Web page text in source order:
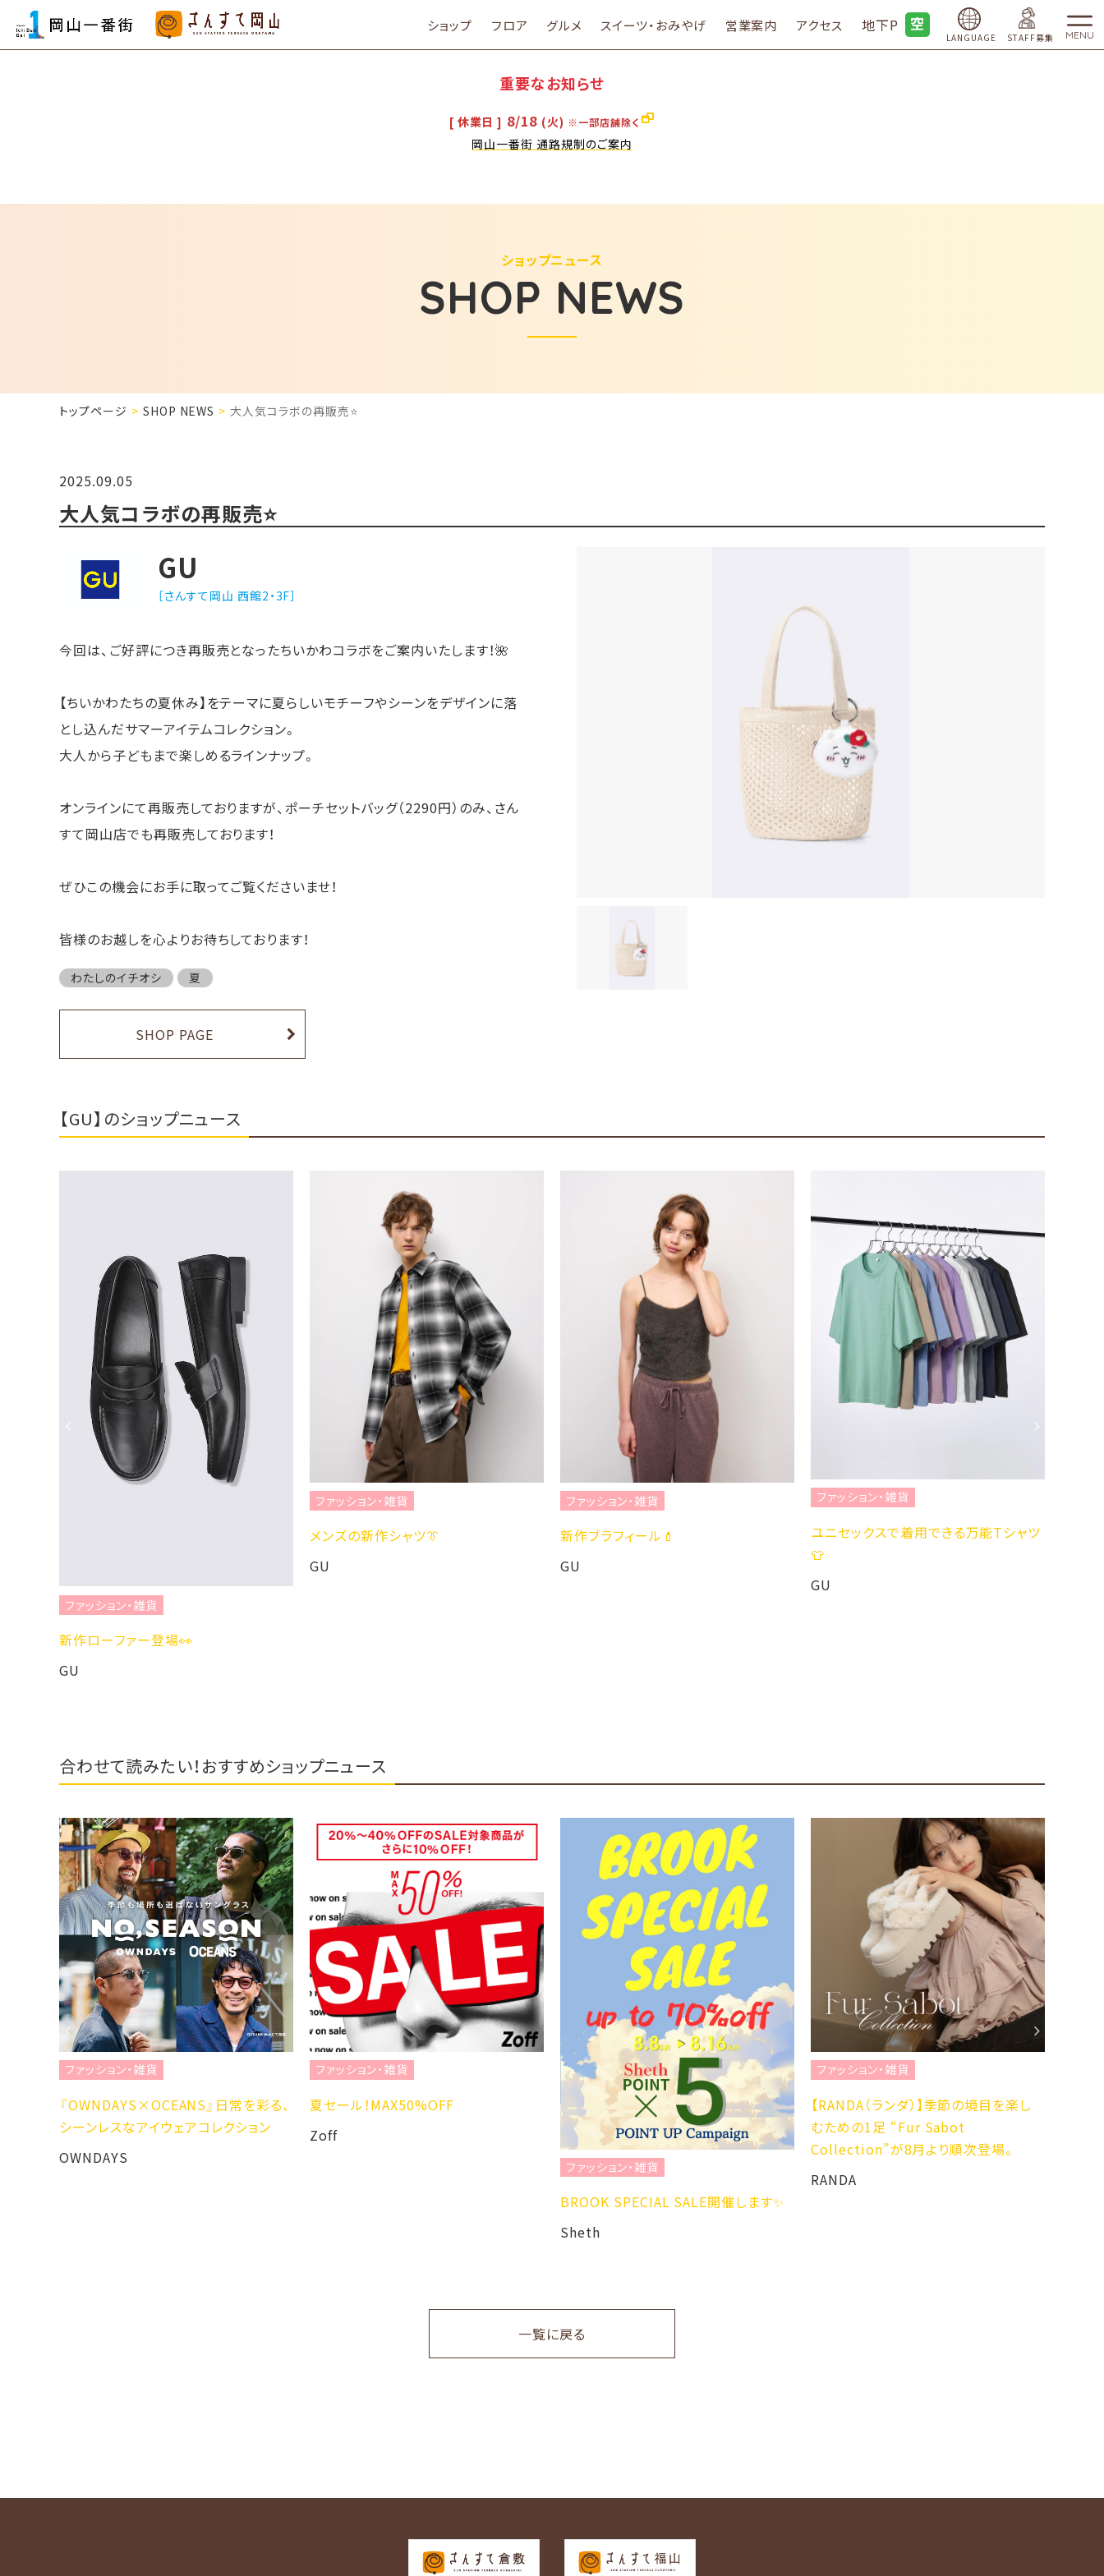
ショップ フロア グルメ スイーツ・おみやげ 営業案内 アクセス 地下P
LANGUAGE STAFF募集 MENU
重要なお知らせ
[ 休業日 ] 8/18 (火) ※一部店舗除く
岡山一番街 通路規制のご案内
SHOP NEWS
ショップニュース
トップページ SHOP NEWS 大人気コラボの再販売⭐️
2025.09.05
大人気コラボの再販売⭐️
GU
［さんすて岡山 西館2・3F］
今回は、ご好評につき再販売となったちいかわコラボをご案内いたします！🌺
【ちいかわたちの夏休み】をテーマに夏らしいモチーフやシーンをデザインに落
とし込んだサマーアイテムコレクション。
大人から子どもまで楽しめるラインナップ。
オンラインにて再販売しておりますが、ポーチセットバッグ（2290円）のみ、さん
すて岡山店でも再販売しております！
ぜひこの機会にお手に取ってご覧くださいませ！
皆様のお越しを心よりお待ちしております！
わたしのイチオシ 夏
SHOP PAGE
【GU】のショップニュース
ファッション・雑貨
新作ローファー登場👀
GU
ファッション・雑貨
メンズの新作シャツ👔
GU
ファッション・雑貨
新作ブラフィール💄
GU
ファッション・雑貨
ユニセックスで着用できる万能Tシャツ
👕
GU
合わせて読みたい！おすすめショップニュース
ファッション・雑貨
『OWNDAYS×OCEANS』日常を彩る、
シーンレスなアイウェアコレクション
OWNDAYS
ファッション・雑貨
夏セール！MAX50%OFF
Zoff
ファッション・雑貨
BROOK SPECIAL SALE開催します✨
Sheth
ファッション・雑貨
【RANDA（ランダ）】季節の境目を楽し
むための1足 “Fur Sabot
Collection”が8月より順次登場。
RANDA
一覧に戻る